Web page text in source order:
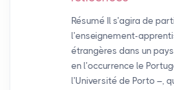
Résumé Il s’agira de
l’enseignement-
étrangères dans un
en l’occurrence le
l’Université de Porto –,